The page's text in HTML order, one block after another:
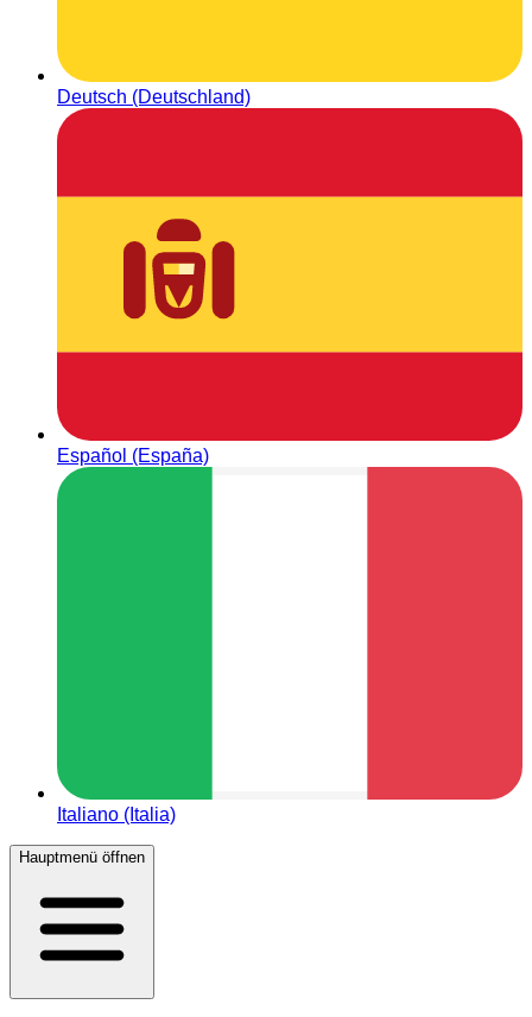
Deutsch (Deutschland)
Español (España)
Italiano (Italia)
Hauptmenü öffnen